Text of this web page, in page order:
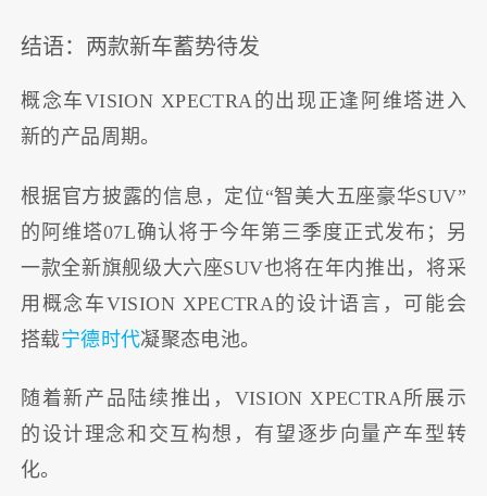
结语：两款新车蓄势待发
概念车VISION XPECTRA的出现正逢阿维塔进入
新的产品周期。
根据官方披露的信息，定位“智美大五座豪华SUV”
的阿维塔07L确认将于今年第三季度正式发布；另
一款全新旗舰级大六座SUV也将在年内推出，将采
用概念车VISION XPECTRA的设计语言，可能会
搭载宁德时代凝聚态电池。
随着新产品陆续推出，VISION XPECTRA所展示
的设计理念和交互构想，有望逐步向量产车型转
化。